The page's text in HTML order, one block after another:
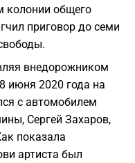
колонии общего
приговор до семи
внедорожником
июня 2020 года на
с автомобилем
Сергей Захаров,
показала
артиста был